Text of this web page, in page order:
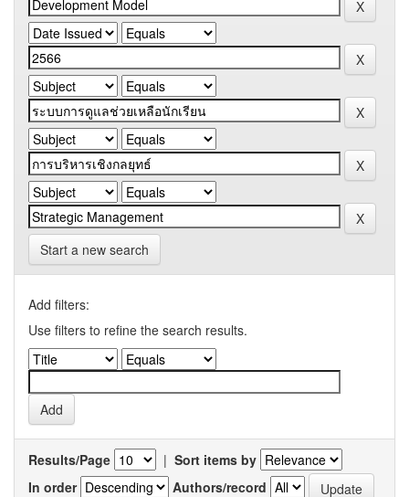
Start a new search
Add filters:
Use filters to refine the search results.
Results/Page | Sort items by
In order
Authors/record